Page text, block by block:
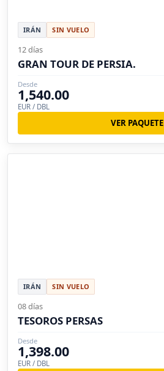
IRÁN SIN VUELO
12 días
GRAN TOUR DE PERSIA.
Desde
1,540.00
EUR / DBL
VER PAQUETE
IRÁN SIN VUELO
08 días
TESOROS PERSAS
Desde
1,398.00
EUR / DBL